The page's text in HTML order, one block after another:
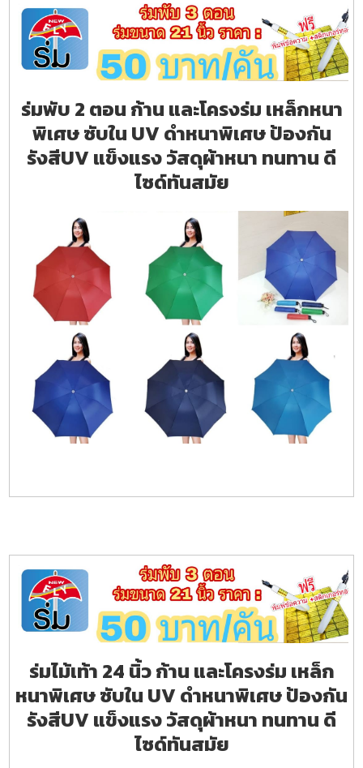
ร่มพับ 2 ตอน ก้าน และโครงร่ม เหล็กหนา
พิเศษ ซับใน UV ดำหนาพิเศษ ป้องกัน
รังสีUV แข็งแรง วัสดุผ้าหนา ทนทาน ดี
ไซด์ทันสมัย
ร่มไม้เท้า 24 นิ้ว ก้าน และโครงร่ม เหล็ก
หนาพิเศษ ซับใน UV ดำหนาพิเศษ ป้องกัน
รังสีUV แข็งแรง วัสดุผ้าหนา ทนทาน ดี
ไซด์ทันสมัย